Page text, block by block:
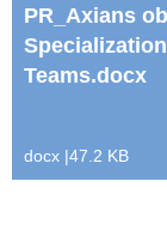
PR_Axians
Teams.docx
docx |47.2 KB